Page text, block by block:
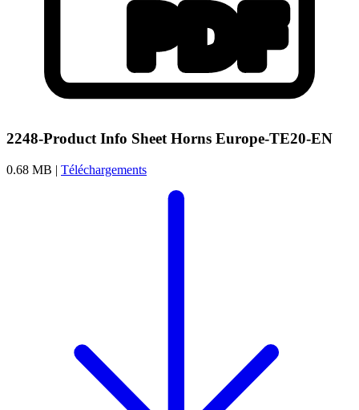
2248-Product Info Sheet Horns Europe-TE20-EN
0.68 MB | Téléchargements